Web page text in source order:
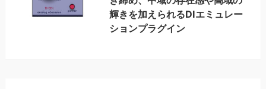
輝きを加えられるDIエミュレー
ションプラグイン